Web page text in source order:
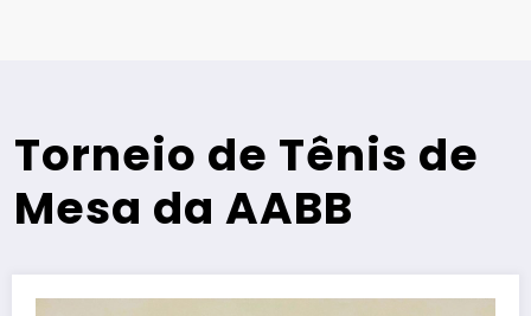
Torneio de Tênis de
Mesa da AABB